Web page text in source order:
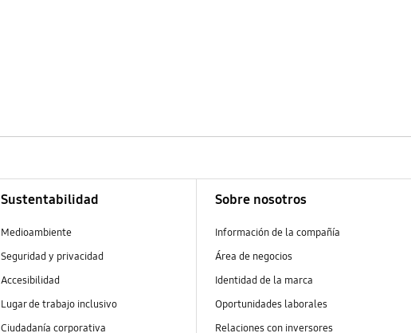
Sustentabilidad
Medioambiente
Seguridad y privacidad
Accesibilidad
Lugar de trabajo inclusivo
Ciudadanía corporativa
Sobre nosotros
Información de la compañía
Área de negocios
Identidad de la marca
Oportunidades laborales
Relaciones con inversores